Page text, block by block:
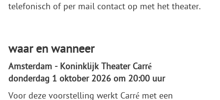
telefonisch of per mail contact op met het theater.
waar en wanneer
Amsterdam - Koninklijk Theater Carré
donderdag 1 oktober 2026 om 20:00 uur
Voor deze voorstelling werkt Carré met een